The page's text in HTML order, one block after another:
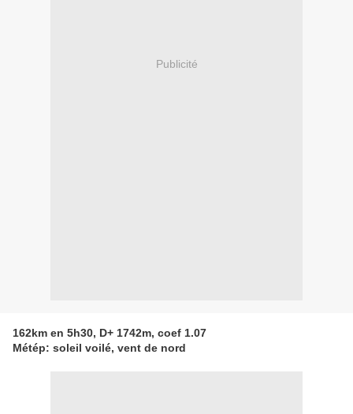
Publicité
162km en 5h30, D+ 1742m, coef 1.07
Métép: soleil voilé, vent de nord